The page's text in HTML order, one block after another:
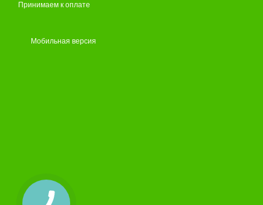
Принимаем к оплате
Мобильная версия